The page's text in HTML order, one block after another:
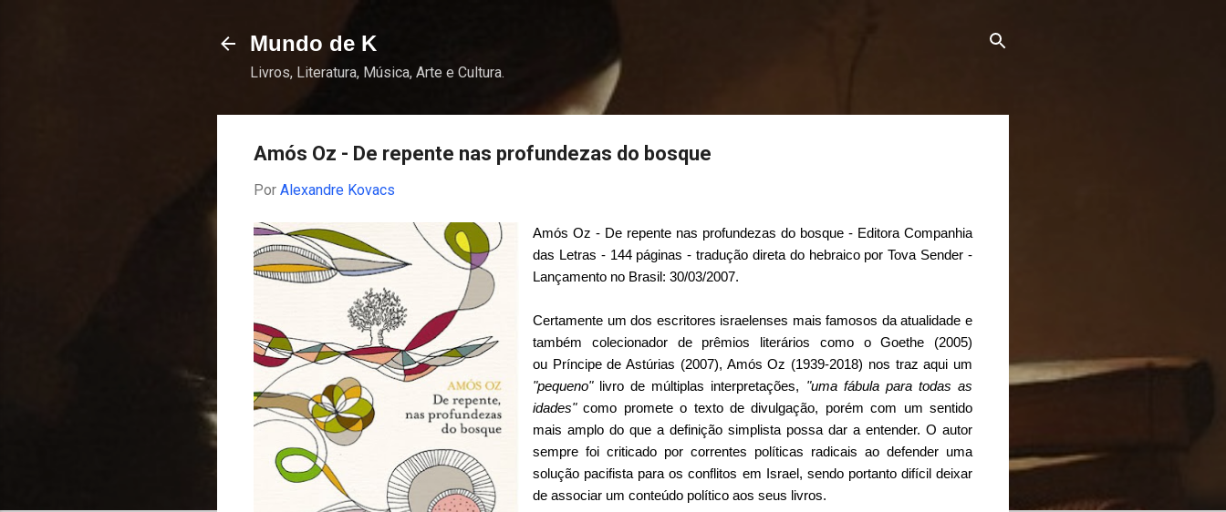
Mundo de K
Livros, Literatura, Música, Arte e Cultura.
Amós Oz - De repente nas profundezas do bosque
Por Alexandre Kovacs
Amós Oz - De repente nas profundezas do bosque - Editora Companhia
das Letras - 144 páginas - tradução direta do hebraico por Tova Sender -
Lançamento no Brasil: 30/03/2007.
Certamente um dos escritores israelenses mais famosos da atualidade e
também colecionador de prêmios literários como o Goethe (2005)
ou Príncipe de Astúrias (2007), Amós Oz (1939-2018) nos traz aqui um
"pequeno"livro de múltiplas interpretações, "uma fábula para todas as
idades"como promete o texto de divulgação, porém com um sentido
mais amplo do que a definição simplista possa dar a entender. O autor
sempre foi criticado por correntes políticas radicais ao defender uma
solução pacifista para os conflitos em Israel, sendo portanto difícil deixar
de associar um conteúdo político aos seus livros.